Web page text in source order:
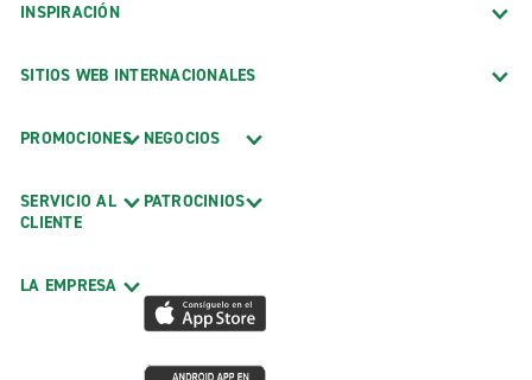
INSPIRACIÓN
SITIOS WEB INTERNACIONALES
PROMOCIONES
SERVICIO AL
CLIENTE
LA EMPRESA
NEGOCIOS
PATROCINIOS